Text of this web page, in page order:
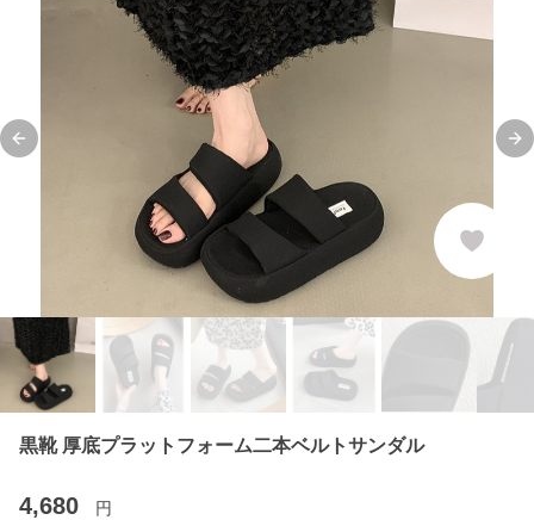
Previous slide
黒靴 厚底プラットフォーム二本ベルトサンダル
4,680 円